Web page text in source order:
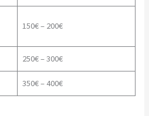
150€ – 200€
250€ – 300€
350€ – 400€